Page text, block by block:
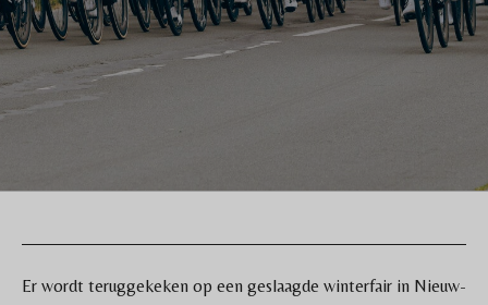
Er wordt teruggekeken op een geslaagde winterfair in Nieuw-